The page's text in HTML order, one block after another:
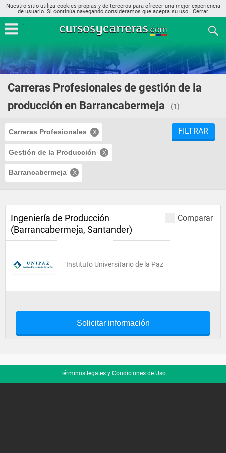
Nuestro sitio utiliza cookies propias y de terceros para ofrecer una mejor experiencia
de usuario. Si continúa navegando consideramos que acepta su uso.. Cerrar
Carreras Profesionales de gestión de la
producción en Barrancabermeja
(1)
Carreras Profesionales
Gestión de la Producción
Barrancabermeja
FILTRAR
Comparar
Ingeniería de Producción
(Barrancabermeja, Santander)
Instituto Universitario de la Paz
Solicitar información
Términos legales y Condiciones de Uso